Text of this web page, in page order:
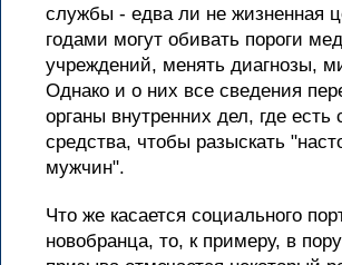
службы - едва ли не жизненная
годами могут обивать пороги
учреждений, менять диагнозы,
Однако и о них все сведения
органы внутренних дел, где есть
средства, чтобы разыскать
мужчин".
Что же касается социального
новобранца, то, к примеру, в